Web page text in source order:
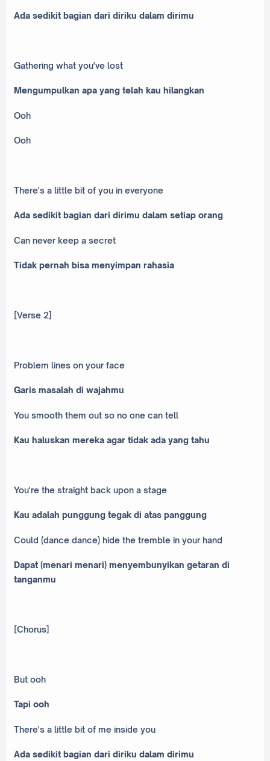
Ada sedikit bagian dari diriku dalam dirimu
Gathering what you've lost
Mengumpulkan apa yang telah kau hilangkan
Ooh
Ooh
There's a little bit of you in everyone
Ada sedikit bagian dari dirimu dalam setiap orang
Can never keep a secret
Tidak pernah bisa menyimpan rahasia
[Verse 2]
Problem lines on your face
Garis masalah di wajahmu
You smooth them out so no one can tell
Kau haluskan mereka agar tidak ada yang tahu
You're the straight back upon a stage
Kau adalah punggung tegak di atas panggung
Could (dance dance) hide the tremble in your hand
Dapat (menari menari) menyembunyikan getaran di
tanganmu
[Chorus]
But ooh
Tapi ooh
There's a little bit of me inside you
Ada sedikit bagian dari diriku dalam dirimu